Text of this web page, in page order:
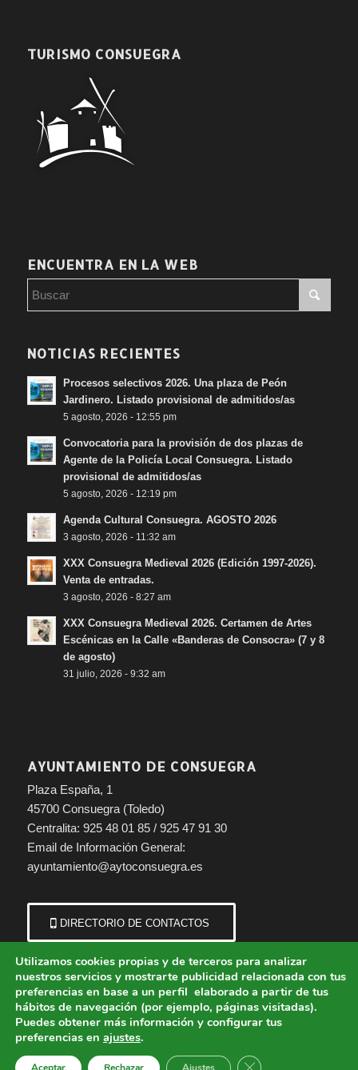
TURISMO CONSUEGRA
ENCUENTRA EN LA WEB
NOTICIAS RECIENTES
Procesos selectivos 2026. Una plaza de Peón
Jardinero. Listado provisional de admitidos/as
5 agosto, 2026 - 12:55 pm
Convocatoria para la provisión de dos plazas de
Agente de la Policía Local Consuegra. Listado
provisional de admitidos/as
5 agosto, 2026 - 12:19 pm
Agenda Cultural Consuegra. AGOSTO 2026
3 agosto, 2026 - 11:32 am
XXX Consuegra Medieval 2026 (Edición 1997-2026).
Venta de entradas.
3 agosto, 2026 - 8:27 am
XXX Consuegra Medieval 2026. Certamen de Artes
Escénicas en la Calle «Banderas de Consocra» (7 y 8
de agosto)
31 julio, 2026 - 9:32 am
AYUNTAMIENTO DE CONSUEGRA
Plaza España, 1
45700 Consuegra (Toledo)
Centralita: 925 48 01 85 / 925 47 91 30
Email de Información General:
ayuntamiento@aytoconsuegra.es
DIRECTORIO DE CONTACTOS
© Copyright - Ayuntamiento de Consuegra (Toledo) | Portal municipal.
Utilizamos cookies propias y de terceros para analizar
nuestros servicios y mostrarte publicidad relacionada con tus
preferencias en base a un perfil elaborado a partir de tus
hábitos de navegación (por ejemplo, páginas visitadas).
Puedes obtener más información y configurar tus
preferencias en ajustes.
Cerrar el banner de